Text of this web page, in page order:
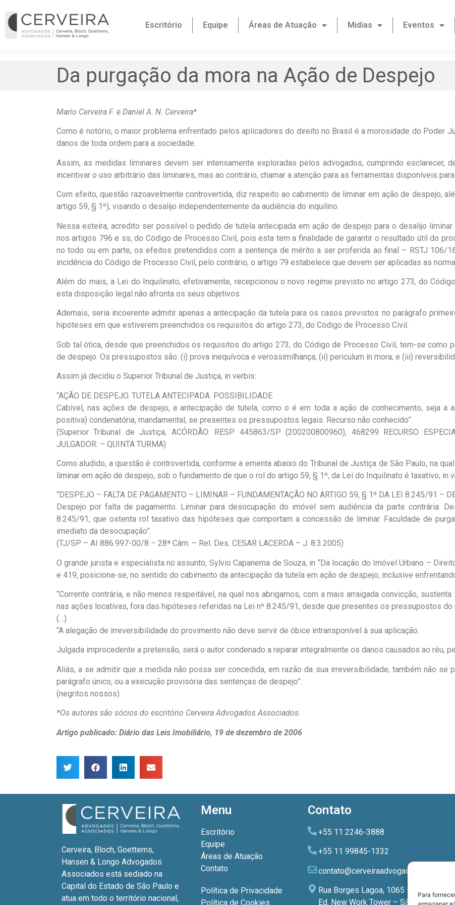
Para
Escritório Equipe Áreas de Atuação Midias Eventos
Da purgação da mora na Ação de Despejo
Mario Cerveira F. e Daniel A. N. Cerveira*
Como é notório, o maior problema enfrentado pelos aplicadores do direito no Brasil é a morosidade do Poder
danos de toda ordem para a sociedade.
Assim, as medidas liminares devem ser intensamente exploradas pelos advogados, cumprindo esclarecer,
incentivar o uso arbitrário das liminares, mas ao contrário, chamar a atenção para as ferramentas disponíveis
Com efeito, questão razoavelmente controvertida, diz respeito ao cabimento de liminar em ação de despejo,
artigo 59, § 1º), visando o desalijo independentemente da audiência do inquilino.
Nessa esteira, acredito ser possível o pedido de tutela antecipada em ação de despejo para o desalijo
nos artigos 796 e ss, do Código de Processo Civil, pois esta tem a finalidade de garantir o resultado útil do
no todo ou em parte, os efeitos pretendidos com a sentença de mérito a ser proferida ao final – RSTJ 106/
incidência do Código de Processo Civil, pelo contrário, o artigo 79 estabelece que devem ser aplicadas as
Além do mais, a Lei do Inquilinato, efetivamente, recepcionou o novo regime previsto no artigo 273, do
esta disposição legal não afronta os seus objetivos.
Ademais, seria incoerente admitir apenas a antecipação da tutela para os casos previstos no parágrafo
hipóteses em que estiverem preenchidos os requisitos do artigo 273, do Código de Processo Civil.
Sob tal ótica, desde que preenchidos os requisitos do artigo 273, do Código de Processo Civil, tem-se como
de despejo. Os pressupostos são: (i) prova inequívoca e verossimilhança; (ii) periculum in mora; e (iii)
Assim já decidiu o Superior Tribunal de Justiça, in verbis:
“AÇÃO DE DESPEJO. TUTELA ANTECIPADA. POSSIBILIDADE.
Cabível, nas ações de despejo, a antecipação de tutela, como o é em toda a ação de conhecimento, seja a
positiva) condenatória, mandamental, se presentes os pressupostos legais. Recurso não conhecido”.
(Superior Tribunal de Justiça, ACÓRDÃO: RESP 445863/SP (200200800960), 468299 RECURSO
JULGADOR: – QUINTA TURMA)
Como aludido, a questão é controvertida, conforme a ementa abaixo do Tribunal de Justiça de São Paulo, na
liminar em ação de despejo, sob o fundamento de que o rol do artigo 59, § 1º, da Lei do Inquilinato é taxativo, in
“DESPEJO – FALTA DE PAGAMENTO – LIMINAR – FUNDAMENTAÇÃO NO ARTIGO 59, § 1º DA LEI 8.245/91 –
Despejo por falta de pagamento. Liminar para desocupação do imóvel sem audiência da parte contrária.
8.245/91, que ostenta rol taxativo das hipóteses que comportam a concessão de liminar. Faculdade de
imediato da desocupação”.
(TJ/SP – AI 886.997-00/8 – 28ª Câm. – Rel. Des. CESAR LACERDA – J. 8.3.2005)
O grande jurista e especialista no assunto, Sylvio Capanema de Souza, in “Da locação do Imóvel Urbano –
e 419, posiciona-se, no sentido do cabimento da antecipação da tutela em ação de despejo, inclusive
“Corrente contrária, e não menos respeitável, na qual nos abrigamos, com a mais arraigada convicção,
nas ações locativas, fora das hipóteses referidas na Lei nº 8.245/91, desde que presentes os pressupostos do
(…)
“A alegação de irreversibilidade do provimento não deve servir de óbice intransponível à sua aplicação.
Julgada improcedente a pretensão, será o autor condenado a reparar integralmente os danos causados ao réu,
Aliás, a se admitir que a medida não possa ser concedida, em razão da sua irreversibilidade, também não se
parágrafo único, ou a execução provisória das sentenças de despejo”.
(negritos nossos)
*Os autores são sócios do escritório Cerveira Advogados Associados.
Artigo publicado: Diário das Leis Imobiliário, 19 de dezembro de 2006
Cerveira, Bloch, Goettems,
Hansen & Longo Advogados
Associados está sediado na
Capital do Estado de São Paulo e
atua em todo o território nacional,
Menu
Escritório
Equipe
Áreas de Atuação
Contato
Política de Privacidade
Política de Cookies
Contato
+55 11 2246-3888
+55 11 99845-1332
contato@cerveiraadvogados.com.br
Rua Borges Lagoa, 1065 – 3º andar
Ed. New Work Tower – São Paulo –